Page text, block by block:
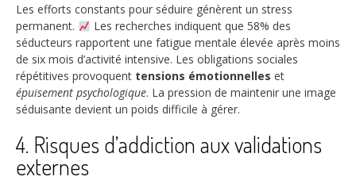
Les efforts constants pour séduire génèrent un stress
permanent.
Les recherches indiquent que 58% des
séducteurs rapportent une fatigue mentale élevée après moins
de six mois d’activité intensive. Les obligations sociales
répétitives provoquent tensions émotionnelles et
épuisement psychologique. La pression de maintenir une image
séduisante devient un poids difficile à gérer.
4. Risques d’addiction aux validations
externes